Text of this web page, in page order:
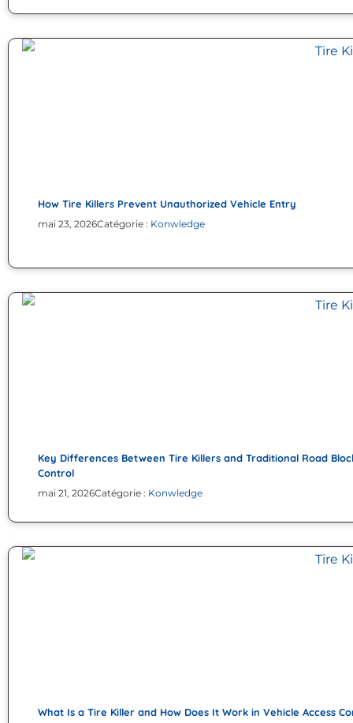
How Tire Killers Prevent Unauthorized Vehicle Entry
mai 23, 2026Catégorie : Konwledge
Key Differences Between Tire Killers and Traditional Road
Control
mai 21, 2026Catégorie : Konwledge
What Is a Tire Killer and How Does It Work in Vehicle Access